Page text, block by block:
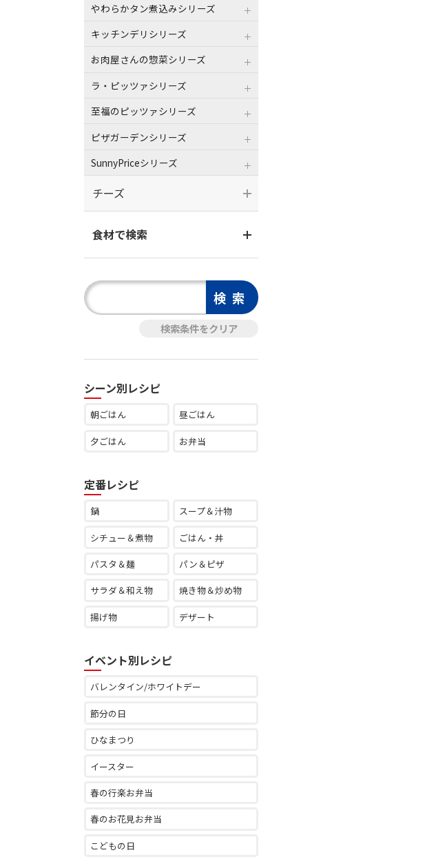
やわらかタン煮込みシリーズ
キッチンデリシリーズ
お肉屋さんの惣菜シリーズ
ラ・ピッツァシリーズ
至福のピッツァシリーズ
ピザガーデンシリーズ
SunnyPriceシリーズ
チーズ
食材で検索
シーン別レシピ
朝ごはん 昼ごはん
夕ごはん お弁当
定番レシピ
鍋 スープ＆汁物
シチュー＆煮物 ごはん・丼
パスタ＆麺 パン＆ピザ
サラダ＆和え物 焼き物＆炒め物
揚げ物 デザート
イベント別レシピ
バレンタイン/ホワイトデー
節分の日
ひなまつり
イースター
春の行楽お弁当
春のお花見お弁当
こどもの日